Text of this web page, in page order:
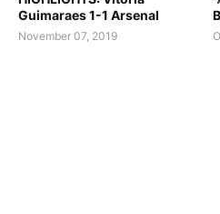
Guimaraes 1-1 Arsenal
November 07, 2019